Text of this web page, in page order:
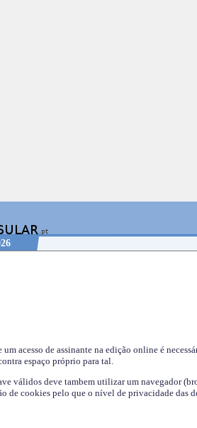
um acesso de assinante na edição online é
espaço próprio para tal.
válidos deve tambem utilizar um navegador
de cookies pelo que o nível de privacidade das